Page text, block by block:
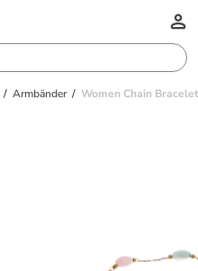
Armbänder Women Chain